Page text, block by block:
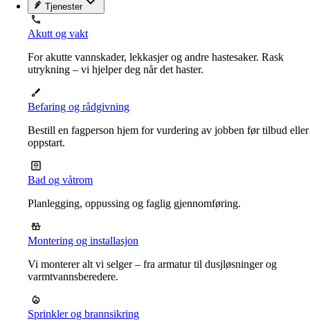
Tjenester
Akutt og vakt
For akutte vannskader, lekkasjer og andre hastesaker. Rask
utrykning – vi hjelper deg når det haster.
Befaring og rådgivning
Bestill en fagperson hjem for vurdering av jobben før tilbud eller
oppstart.
Bad og våtrom
Planlegging, oppussing og faglig gjennomføring.
Montering og installasjon
Vi monterer alt vi selger – fra armatur til dusjløsninger og
varmtvannsberedere.
Sprinkler og brannsikring